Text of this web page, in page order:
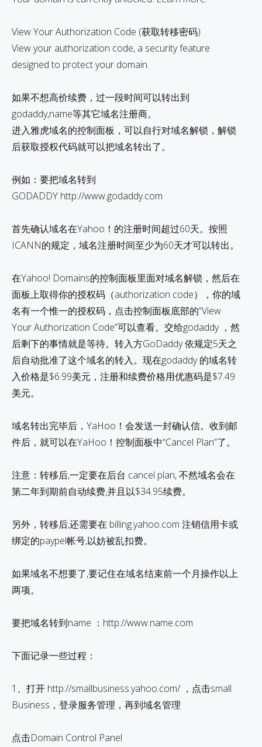
View Your Authorization Code (获取转移密码)
View your authorization code, a security feature
designed to protect your domain.
如果不想高价续费，过一段时间可以转出到
godaddy,name等其它域名注册商。
进入雅虎域名的控制面板，可以自行对域名解锁，解锁
后获取授权代码就可以把域名转出了。
例如：要把域名转到
GODADDY http://www.godaddy.com
首先确认域名在Yahoo！的注册时间超过60天。按照
ICANN的规定，域名注册时间至少为60天才可以转出。
在Yahoo! Domains的控制面板里面对域名解锁，然后在
面板上取得你的授权码（authorization code），你的域
名有一个惟一的授权码，点击控制面板底部的“View
Your Authorization Code”可以查看。交给godaddy ，然
后剩下的事情就是等待。转入方GoDaddy 依规定5天之
后自动批准了这个域名的转入。现在godaddy 的域名转
入价格是$6.99美元，注册和续费价格用优惠码是$7.49
美元。
域名转出完毕后，YaHoo！会发送一封确认信。收到邮
件后，就可以在YaHoo！控制面板中“Cancel Plan”了。
注意：转移后,一定要在后台 cancel plan, 不然域名会在
第二年到期前自动续费,并且以$34.95续费。
另外，转移后,还需要在 billing.yahoo.com 注销信用卡或
绑定的paypel帐号,以妨被乱扣费。
如果域名不想要了,要记住在域名结束前一个月操作以上
两项。
要把域名转到name ：http://www.name.com
下面记录一些过程：
1、打开 http://smallbusiness.yahoo.com/ ，点击small
Business，登录服务管理，再到域名管理
点击Domain Control Panel